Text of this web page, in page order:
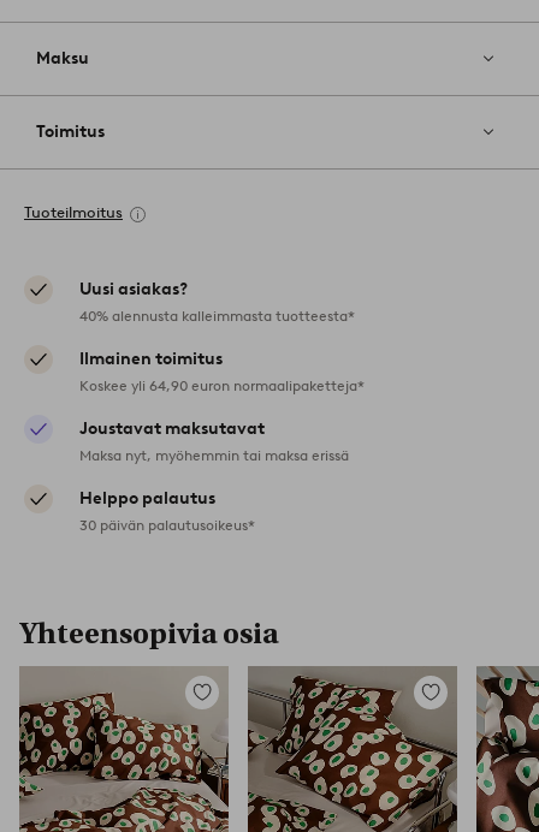
Maksu
Toimitus
Tuoteilmoitus
Uusi asiakas?
40% alennusta kalleimmasta tuotteesta*
Ilmainen toimitus
Koskee yli 64,90 euron normaalipaketteja*
Joustavat maksutavat
Maksa nyt, myöhemmin tai maksa erissä
Helppo palautus
30 päivän palautusoikeus*
Yhteensopivia osia
Lisää
suosikkeihin
Lisää
suosikkeihin